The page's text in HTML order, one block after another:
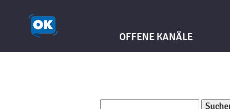
OFFENE KANÄLE